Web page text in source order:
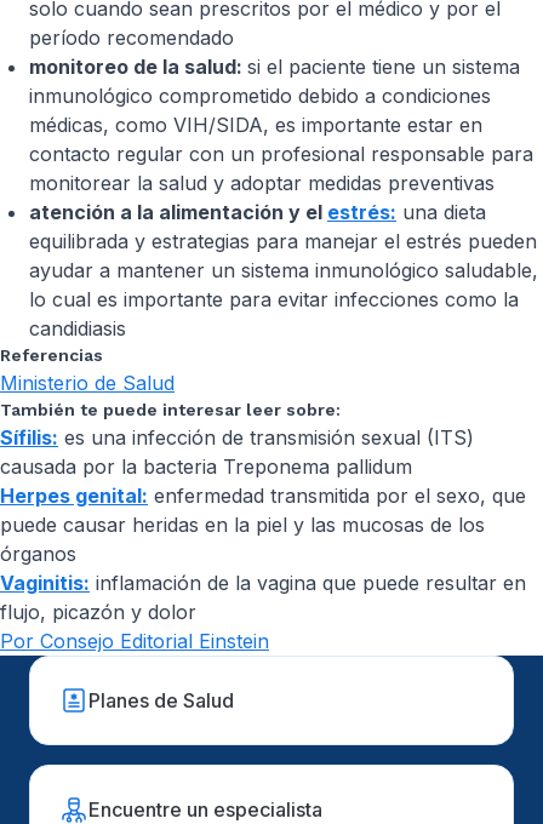
solo cuando sean prescritos por el médico y por el
período recomendado
monitoreo de la salud: si el paciente tiene un sistema
inmunológico comprometido debido a condiciones
médicas, como VIH/SIDA, es importante estar en
contacto regular con un profesional responsable para
monitorear la salud y adoptar medidas preventivas
atención a la alimentación y el estrés: una dieta
equilibrada y estrategias para manejar el estrés pueden
ayudar a mantener un sistema inmunológico saludable,
lo cual es importante para evitar infecciones como la
candidiasis
Referencias
Ministerio de Salud
También te puede interesar leer sobre:
Sífilis: es una infección de transmisión sexual (ITS)
causada por la bacteria Treponema pallidum
Herpes genital: enfermedad transmitida por el sexo, que
puede causar heridas en la piel y las mucosas de los
órganos
Vaginitis: inflamación de la vagina que puede resultar en
flujo, picazón y dolor
Por Consejo Editorial Einstein
Planes de Salud
Encuentre un especialista